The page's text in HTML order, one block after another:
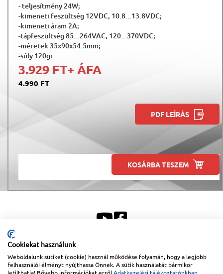
- teljesítmény 24W;
-kimeneti feszültség 12VDC, 10.8...13.8VDC;
-kimeneti áram 2A;
-tápfeszültség 85...264VAC, 120...370VDC;
-méretek 35x90x54.5mm;
-súly 120gr
3.929 FT+ ÁFA
4.990 FT
PDF LEÍRÁS
KOSÁRBA TESZEM
Sitemap| Impresszum
Cookiekat használunk
Weboldalunk sütiket (cookie) használ működése folyamán, hogy a legjobb
felhasználói élményt nyújthassa Önnek. A sütik használatát bármikor